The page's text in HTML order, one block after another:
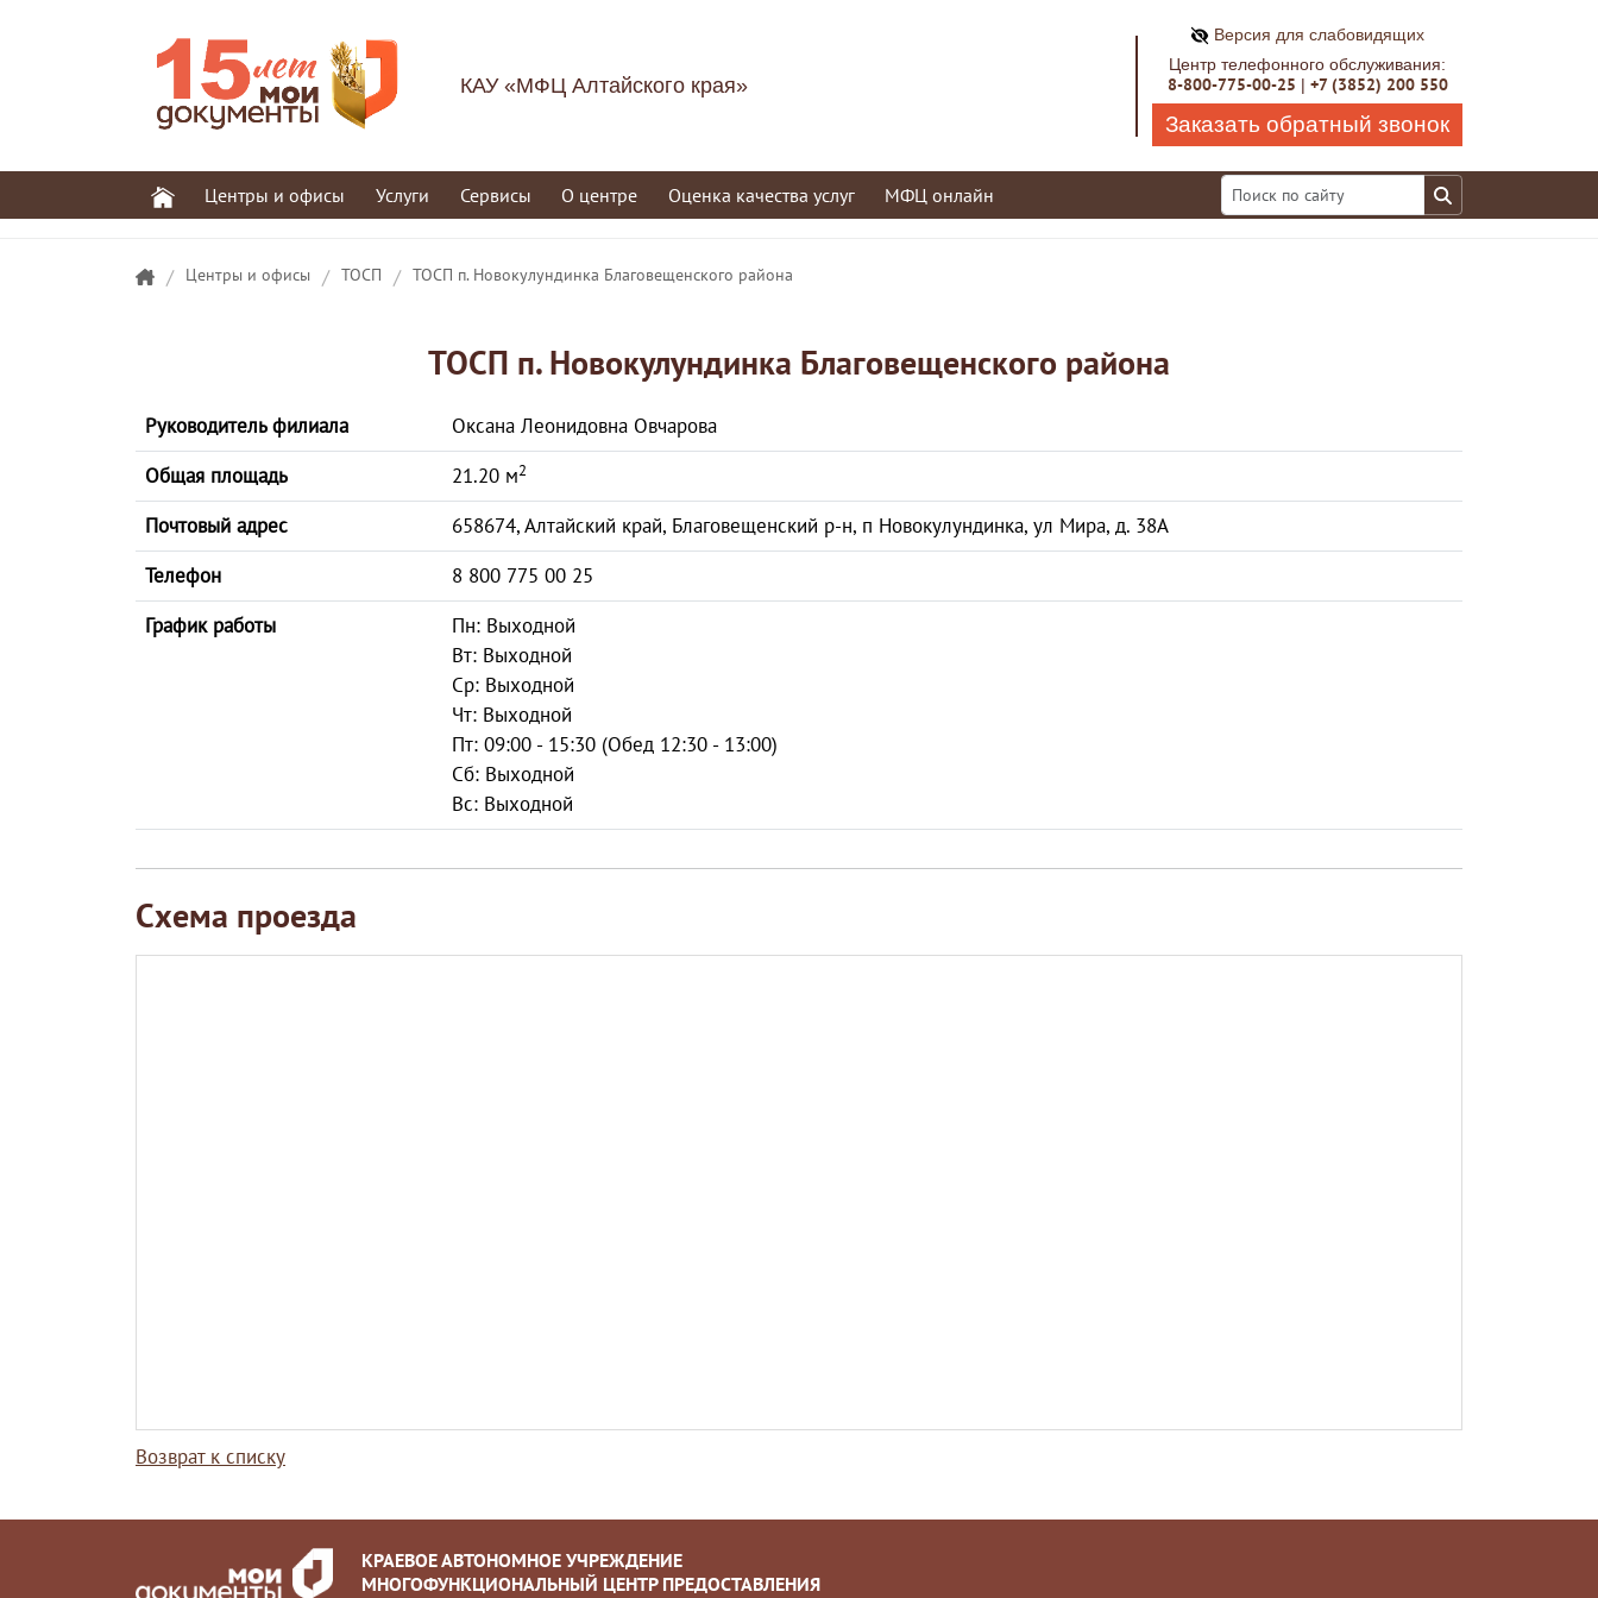
КАУ «МФЦ Алтайского края»
Версия для слабовидящих
Центр телефонного обслуживания:
8-800-775-00-25 | +7 (3852) 200 550
Заказать обратный звонок
Центры и офисы Услуги Сервисы О центре Оценка качества услуг МФЦ онлайн
/ Центры и офисы / ТОСП / ТОСП п. Новокулундинка Благовещенского района
ТОСП п. Новокулундинка Благовещенского района
Руководитель филиала
Оксана Леонидовна Овчарова
Общая площадь
21.20 м2
Почтовый адрес
658674, Алтайский край, Благовещенский р-н, п Новокулундинка, ул Мира, д. 38А
Телефон
8 800 775 00 25
График работы
Пн: Выходной
Вт: Выходной
Ср: Выходной
Чт: Выходной
Пт: 09:00 - 15:30 (Обед 12:30 - 13:00)
Сб: Выходной
Вс: Выходной
Схема проезда
Возврат к списку
КРАЕВОЕ АВТОНОМНОЕ УЧРЕЖДЕНИЕ
МНОГОФУНКЦИОНАЛЬНЫЙ ЦЕНТР ПРЕДОСТАВЛЕНИЯ